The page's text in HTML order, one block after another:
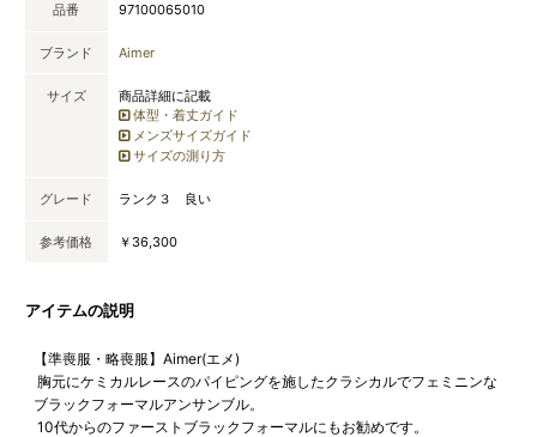
品番 97100065010
ブランド Aimer
サイズ
商品詳細に記載
体型・着丈ガイド
メンズサイズガイド
サイズの測り方
グレード ランク３ 良い
参考価格 ￥36,300
アイテムの説明
【準喪服・略喪服】Aimer(エメ)
胸元にケミカルレースのパイピングを施したクラシカルでフェミニンな
ブラックフォーマルアンサンブル。
10代からのファーストブラックフォーマルにもお勧めです。